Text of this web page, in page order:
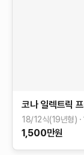
코나 일렉트릭
18/12식(19년형)
1,500만원